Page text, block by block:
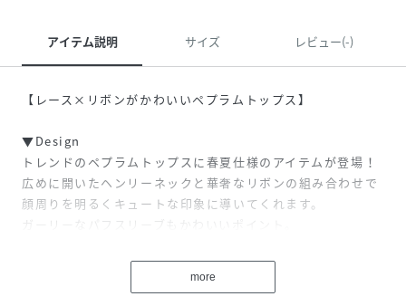
アイテム説明 サイズ レビュー(-)
【レース×リボンがかわいいペプラムトップス】
▼Design
トレンドのペプラムトップスに春夏仕様のアイテムが登場！
広めに開いたヘンリーネックと華奢なリボンの組み合わせで
顔周りを明るくキュートな印象に導いてくれます。
ガーリーなパフスリーブもかわいいポイント。
裾サイドにはスリットを入れ、
ふわりと広がるシルエットが気になる腰回りをカバーしてく
more